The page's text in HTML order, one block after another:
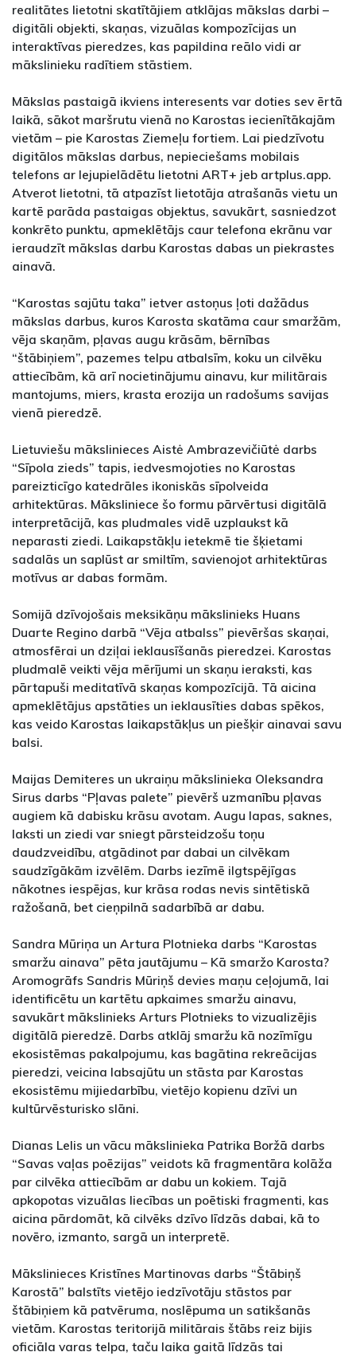
realitātes lietotni skatītājiem atklājas mākslas darbi –
digitāli objekti, skaņas, vizuālas kompozīcijas un
interaktīvas pieredzes, kas papildina reālo vidi ar
mākslinieku radītiem stāstiem.
Mākslas pastaigā ikviens interesents var doties sev ērtā
laikā, sākot maršrutu vienā no Karostas iecienītākajām
vietām – pie Karostas Ziemeļu fortiem. Lai piedzīvotu
digitālos mākslas darbus, nepieciešams mobilais
telefons ar lejupielādētu lietotni ART+ jeb artplus.app.
Atverot lietotni, tā atpazīst lietotāja atrašanās vietu un
kartē parāda pastaigas objektus, savukārt, sasniedzot
konkrēto punktu, apmeklētājs caur telefona ekrānu var
ieraudzīt mākslas darbu Karostas dabas un piekrastes
ainavā.
“Karostas sajūtu taka” ietver astoņus ļoti dažādus
mākslas darbus, kuros Karosta skatāma caur smaržām,
vēja skaņām, pļavas augu krāsām, bērnības
“štābiņiem”, pazemes telpu atbalsīm, koku un cilvēku
attiecībām, kā arī nocietinājumu ainavu, kur militārais
mantojums, miers, krasta erozija un radošums savijas
vienā pieredzē.
Lietuviešu mākslinieces Aistė Ambrazevičiūtė darbs
“Sīpola zieds” tapis, iedvesmojoties no Karostas
pareizticīgo katedrāles ikoniskās sīpolveida
arhitektūras. Māksliniece šo formu pārvērtusi digitālā
interpretācijā, kas pludmales vidē uzplaukst kā
neparasti ziedi. Laikapstākļu ietekmē tie šķietami
sadalās un saplūst ar smiltīm, savienojot arhitektūras
motīvus ar dabas formām.
Somijā dzīvojošais meksikāņu mākslinieks Huans
Duarte Regino darbā “Vēja atbalss” pievēršas skaņai,
atmosfērai un dziļai ieklausīšanās pieredzei. Karostas
pludmalē veikti vēja mērījumi un skaņu ieraksti, kas
pārtapuši meditatīvā skaņas kompozīcijā. Tā aicina
apmeklētājus apstāties un ieklausīties dabas spēkos,
kas veido Karostas laikapstākļus un piešķir ainavai savu
balsi.
Maijas Demiteres un ukraiņu mākslinieka Oleksandra
Sirus darbs “Pļavas palete” pievērš uzmanību pļavas
augiem kā dabisku krāsu avotam. Augu lapas, saknes,
laksti un ziedi var sniegt pārsteidzošu toņu
daudzveidību, atgādinot par dabai un cilvēkam
saudzīgākām izvēlēm. Darbs iezīmē ilgtspējīgas
nākotnes iespējas, kur krāsa rodas nevis sintētiskā
ražošanā, bet cieņpilnā sadarbībā ar dabu.
Sandra Mūriņa un Artura Plotnieka darbs “Karostas
smaržu ainava” pēta jautājumu – Kā smaržo Karosta?
Aromogrāfs Sandris Mūriņš devies maņu ceļojumā, lai
identificētu un kartētu apkaimes smaržu ainavu,
savukārt mākslinieks Arturs Plotnieks to vizualizējis
digitālā pieredzē. Darbs atklāj smaržu kā nozīmīgu
ekosistēmas pakalpojumu, kas bagātina rekreācijas
pieredzi, veicina labsajūtu un stāsta par Karostas
ekosistēmu mijiedarbību, vietējo kopienu dzīvi un
kultūrvēsturisko slāni.
Dianas Lelis un vācu mākslinieka Patrika Boržā darbs
“Savas vaļas poēzijas” veidots kā fragmentāra kolāža
par cilvēka attiecībām ar dabu un kokiem. Tajā
apkopotas vizuālas liecības un poētiski fragmenti, kas
aicina pārdomāt, kā cilvēks dzīvo līdzās dabai, kā to
novēro, izmanto, sargā un interpretē.
Mākslinieces Kristīnes Martinovas darbs “Štābiņš
Karostā” balstīts vietējo iedzīvotāju stāstos par
štābiņiem kā patvēruma, noslēpuma un satikšanās
vietām. Karostas teritorijā militārais štābs reiz bijis
oficiāla varas telpa, taču laika gaitā līdzās tai